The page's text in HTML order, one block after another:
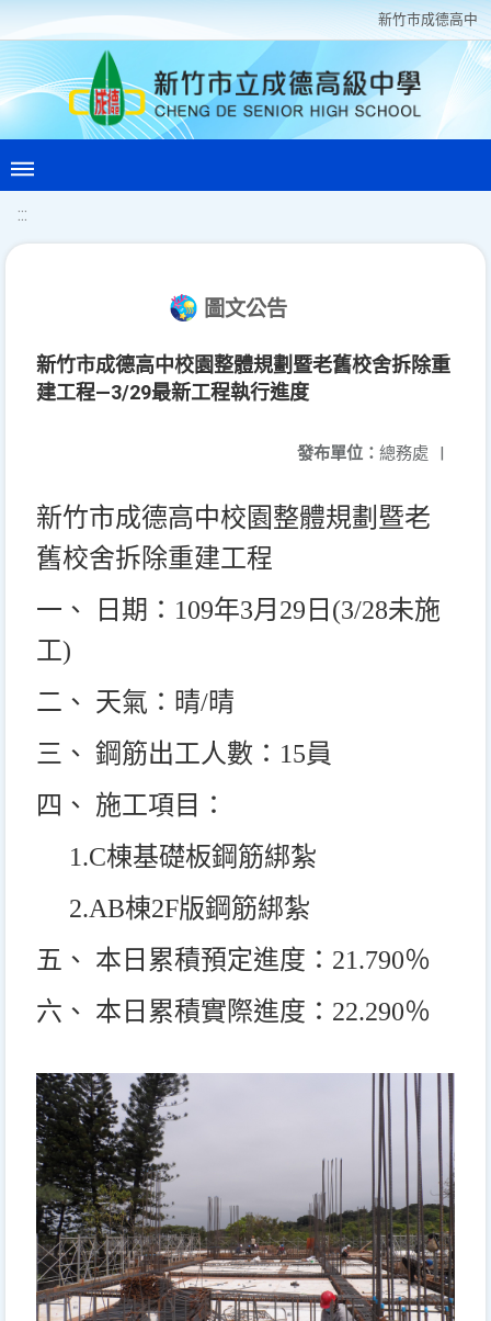
新竹巿成德高中
:::
圖文公告
新竹市成德高中校園整體規劃暨老舊校舍拆除重
建工程—3/29最新工程執行進度
發布單位： 總務處 |
新竹市成德高中校園整體規劃暨老
舊校舍拆除重建工程
一、 日期：109年3月29日(3/28未施
工)
二、 天氣：晴/晴
三、 鋼筋出工人數：15員
四、 施工項目：
1.C棟基礎板鋼筋綁紮
2.AB棟2F版鋼筋綁紮
五、 本日累積預定進度：21.790％
六、 本日累積實際進度：22.290％